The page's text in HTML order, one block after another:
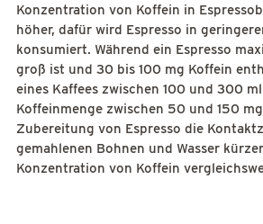
Konzentration von Koffein in
höher, dafür wird Espresso in
konsumiert. Während ein Espresso
groß ist und 30 bis 100 mg Koffein
eines Kaffees zwischen 100 und 300
Koffeinmenge zwischen 50 und 150
Zubereitung von Espresso die
gemahlenen Bohnen und Wasser
Konzentration von Koffein